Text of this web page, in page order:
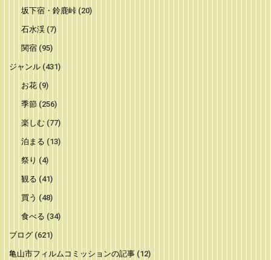
坂下宿・鈴鹿峠(20)
石水渓(7)
関宿(95)
ジャンル (431)
お花(9)
季節 (256)
楽しむ (77)
泊まる (13)
祭り (4)
観る (41)
買う (48)
食べる (34)
ブログ (621)
亀山市フィルムコミッションの記事 (12)